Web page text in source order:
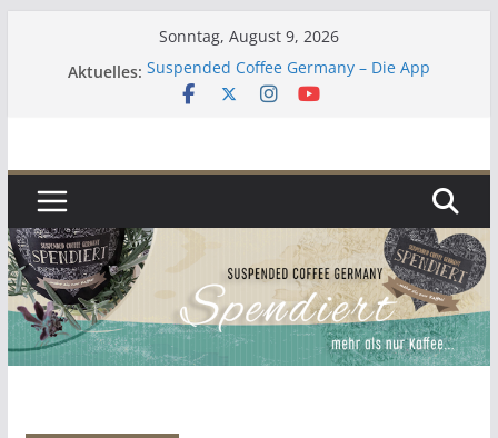
Sonntag, August 9, 2026
Aktuelles: Suspended Coffee Germany – Die App
Lebenszeichen 2023